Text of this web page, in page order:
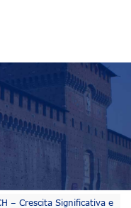
– Crescita Significativa e